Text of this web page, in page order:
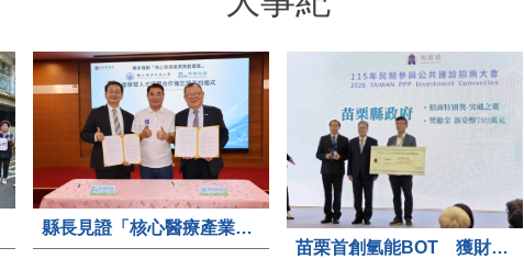
縣長見證「核心醫療產業推動園區」產學合作簽約儀式
苗栗首創氫能BOT 獲財政部「突破之翼」肯定